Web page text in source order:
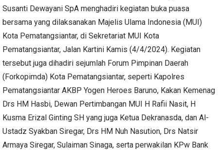
Susanti Dewayani SpA menghadiri kegiatan buka puasa
bersama yang dilaksanakan Majelis Ulama Indonesia (MUI)
Kota Pematangsiantar, di Sekretariat MUI Kota
Pematangsiantar, Jalan Kartini Kamis (4/4/2024). Kegiatan
tersebut juga dihadiri sejumlah Forum Pimpinan Daerah
(Forkopimda) Kota Pematangsiantar, seperti Kapolres
Pematangsiantar AKBP Yogen Heroes Baruno, Kakan Kemenag
Drs HM Hasbi, Dewan Pertimbangan MUI H Rafii Nasit, H
Kusma Erizal Ginting SH yang juga Ketua Dekranasda, dan Al-
Ustadz Syakban Siregar, Drs HM Nuh Nasution, Drs Natsir
Armaya Siregar, Sulaiman Sinaga, serta perwakilan KPw Bank